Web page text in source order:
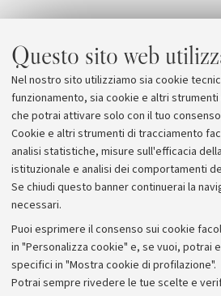
Questo sito web
Nel nostro sito utilizziamo sia cookie
funzionamento, sia cookie e altri
che potrai attivare solo con il tuo
Cookie e altri strumenti di tracciamento
analisi statistiche, misure sull'efficacia
istituzionale e analisi dei comportamenti
Se chiudi questo banner continuerai la
necessari.
Puoi esprimere il consenso sui cookie
in "Personalizza cookie" e, se vuoi, potrai
specifici in "Mostra cookie di profilazione".
Potrai sempre rivedere le tue scelte e
Archivio
Comunicati
Redazione